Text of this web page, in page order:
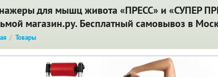
для мышц живота «ПРЕСС» и «СУПЕР
магазин.ру. Бесплатный самовывоз в
Товары